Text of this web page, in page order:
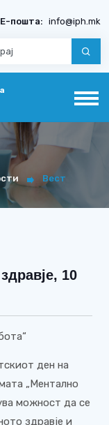
Е-пошта: info@iph.mk
Вест
10
ден на
„Ментално
можност да се
здравје и